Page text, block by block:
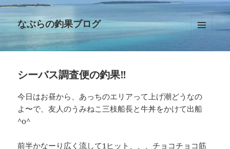
なぶらの釣果ブログ
ーとウ
シーバス調査便の釣果‼︎
今日はお昼から、あっちのエリアって上げ潮どうなの
よ〜で、友人のうみねこ三枝船長と牛丼をかけて出船
^o^
前半かなーり広く流して1ヒット、、、チョコチョコ筋